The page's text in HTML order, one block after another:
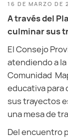
16 DE MARZO DE
A través del
culminar sus
El Consejo
atendiendo a
Comunidad
educativa para
sus trayectos
una mesa de
Del encuentro